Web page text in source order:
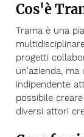
Cos'è
Trama è una
progetti
un'azienda, ma
indipendente
possibile
diversi attori